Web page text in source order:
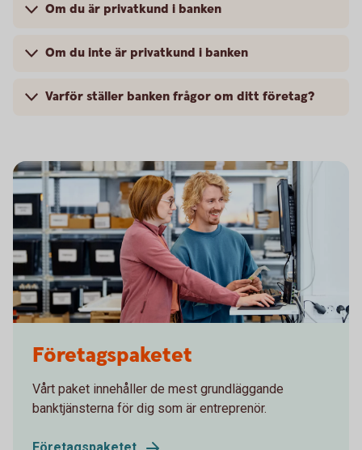
Om du är privatkund i banken
Om du inte är privatkund i banken
Varför ställer banken frågor om ditt företag?
Företagspaketet
Vårt paket innehåller de mest grundläggande
banktjänsterna för dig som är entreprenör.